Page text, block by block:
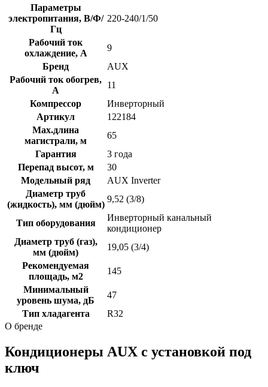
Параметры
электропитания, В/Ф/
Гц
220-240/1/50
Рабочий ток
охлаждение, А
9
Бренд
AUX
Рабочий ток обогрев,
А
11
Компрессор
Инверторный
Артикул
122184
Max.длина
магистрали, м
65
Гарантия
3 года
Перепад высот, м
30
Модельный ряд
AUX Inverter
Диаметр труб
(жидкость), мм (дюйм)
9,52 (3/8)
Тип оборудования
Инверторный канальный
кондиционер
Диаметр труб (газ),
мм (дюйм)
19,05 (3/4)
Рекомендуемая
площадь, м2
145
Минимальный
уровень шума, дБ
47
Тип хладагента
R32
О бренде
Кондиционеры AUX с установкой под
ключ